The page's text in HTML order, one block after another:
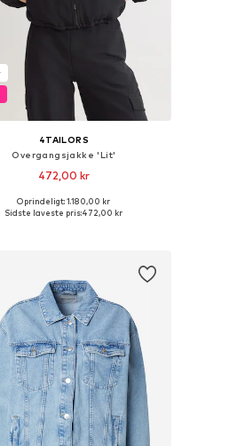
4TAILORS
Overgangsjakke 'Lit'
472,00 kr
størrelser: XL, XXL, XXXL
Oprindeligt: 1.180,00 kr
Sidste laveste pris:472,00 kr